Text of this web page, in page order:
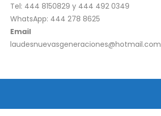
Tel: 444 8150829 y 444 492 0349
WhatsApp: 444 278 8625
Email
laudesnuevasgeneraciones@hotmail.com